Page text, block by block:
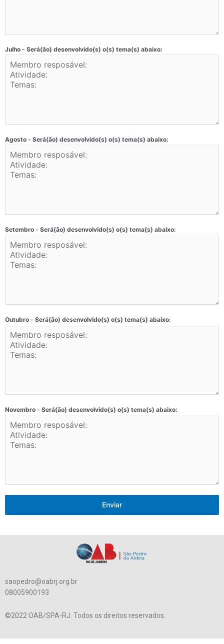
Julho - Será(ão) desenvolvido(s) o(s) tema(s) abaixo:
Agosto - Será(ão) desenvolvido(s) o(s) tema(s) abaixo:
Setembro - Será(ão) desenvolvido(s) o(s) tema(s) abaixo:
Outubro - Será(ão) desenvolvido(s) o(s) tema(s) abaixo:
Novembro - Será(ão) desenvolvido(s) o(s) tema(s) abaixo:
Enviar
saopedro@oabrj.org.br
08005900193
©2022 OAB/SPA-RJ. Todos os direitos reservados.